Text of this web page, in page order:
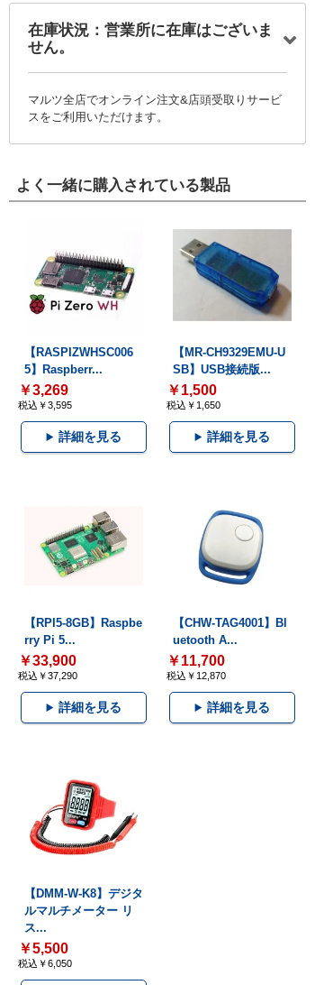
在庫状況：営業所に在庫はございま
せん。
マルツ全店でオンライン注文&店頭受取りサービ
スをご利用いただけます。
よく一緒に購入されている製品
【RASPIZWHSC006
5】Raspberr...
￥3,269
税込￥3,595
詳細を見る
【MR-CH9329EMU-U
SB】USB接続版...
￥1,500
税込￥1,650
詳細を見る
【RPI5-8GB】Raspbe
rry Pi 5...
￥33,900
税込￥37,290
詳細を見る
【CHW-TAG4001】Bl
uetooth A...
￥11,700
税込￥12,870
詳細を見る
【DMM-W-K8】デジタ
ルマルチメーター リ
ス...
￥5,500
税込￥6,050